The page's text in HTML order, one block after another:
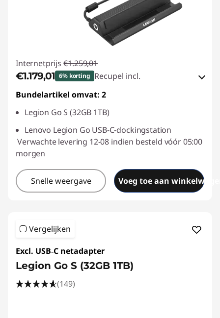
Internetprijs €1.259,01
€1.179,01 6% korting Recupel incl.
eCoupon-besparingen :
eCoupon gebruiken :SAVE2GETHER
Bundelartikel omvat: 2
Legion Go S (32GB 1TB)
Lenovo Legion Go USB-C-dockingstation
Verwachte levering 12-08 indien besteld vóór 05:00
morgen
Snelle weergave Voeg toe aan
Vergelijken
Excl. USB‑C netadapter
Legion Go S (32GB 1TB)
(149)